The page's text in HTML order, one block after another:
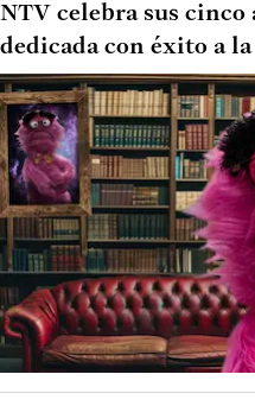
NTV celebra sus cinco
dedicada con éxito a